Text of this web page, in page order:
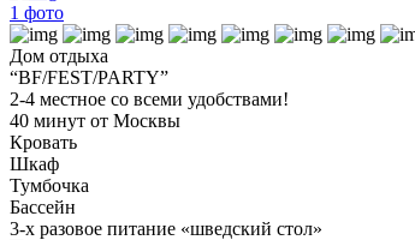
1 фото
Дом отдыха
“BF/FEST/PARTY”
2-4 местное со всеми удобствами!
40 минут от Москвы
Кровать
Шкаф
Тумбочка
Бассейн
3-х разовое питание «шведский стол»